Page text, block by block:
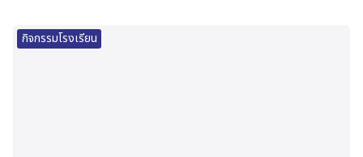
กิจกรรมโรงเรียน